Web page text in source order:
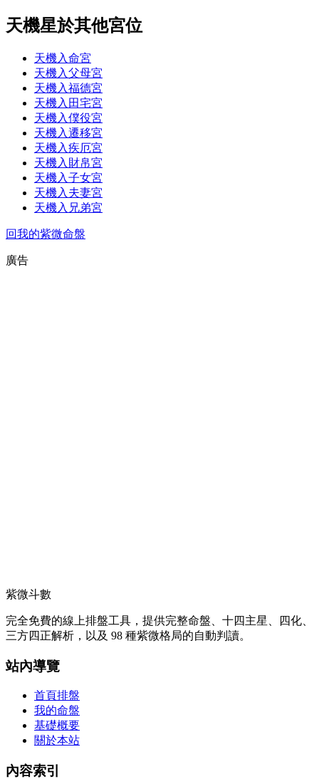
天機星於其他宮位
天機入命宮
天機入父母宮
天機入福德宮
天機入田宅宮
天機入僕役宮
天機入遷移宮
天機入疾厄宮
天機入財帛宮
天機入子女宮
天機入夫妻宮
天機入兄弟宮
回我的紫微命盤
廣告
紫微斗數
完全免費的線上排盤工具，提供完整命盤、十四主星、四化、
三方四正解析，以及 98 種紫微格局的自動判讀。
站內導覽
首頁排盤
我的命盤
基礎概要
關於本站
內容索引